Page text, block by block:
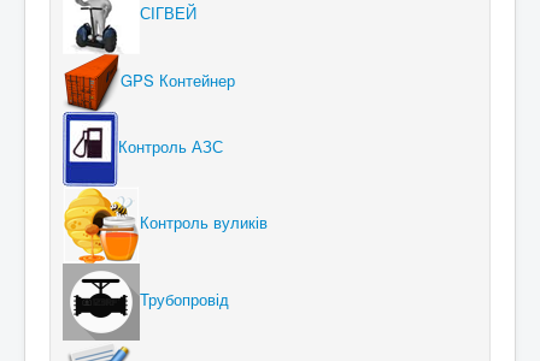
СІГВЕЙ
GPS Контейнер
Контроль АЗС
Контроль вуликів
Трубопровід